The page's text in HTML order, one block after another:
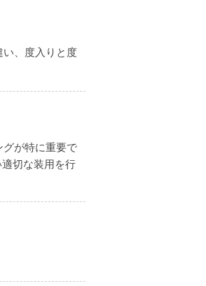
い、度入りと度
グが特に重要で
切な装用を行